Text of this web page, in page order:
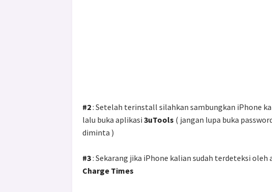
#2: Setelah terinstall silahkan sambungkan iPhone
lalu buka aplikasi 3uTools ( jangan lupa buka
diminta )
#3: Sekarang jika iPhone kalian sudah terdeteksi
Charge Times